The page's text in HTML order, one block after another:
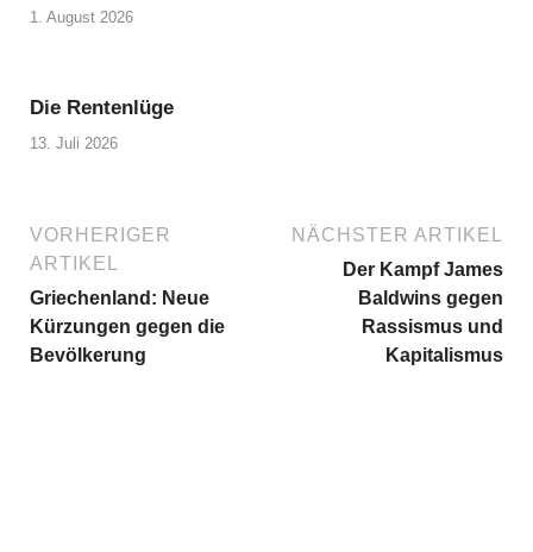
1. August 2026
Die Rentenlüge
13. Juli 2026
VORHERIGER
ARTIKEL
Griechenland: Neue
Kürzungen gegen die
Bevölkerung
NÄCHSTER ARTIKEL
Der Kampf James
Baldwins gegen
Rassismus und
Kapitalismus